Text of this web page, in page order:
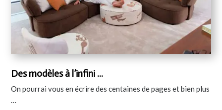
Des modèles à l’infini …
On pourrai vous en écrire des centaines de pages et bien plus
…